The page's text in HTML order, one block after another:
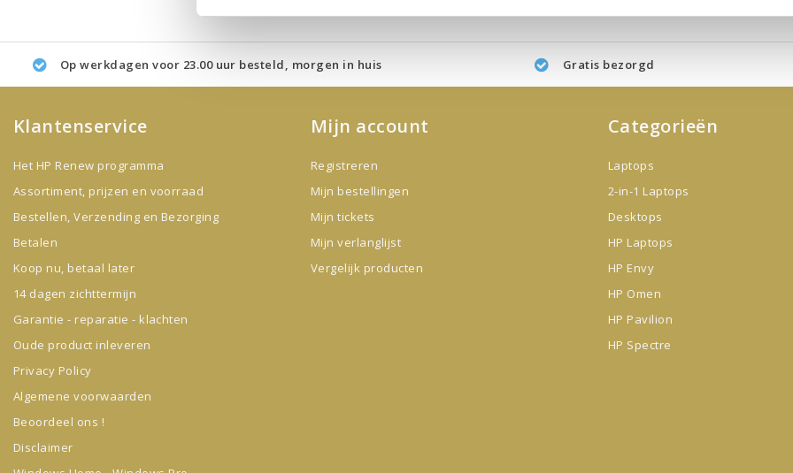
Op werkdagen voor 23.00 uur besteld, morgen in huis Gratis bezorgd
Klantenservice
Het HP Renew programma
Assortiment, prijzen en voorraad
Bestellen, Verzending en Bezorging
Betalen
Koop nu, betaal later
14 dagen zichttermijn
Garantie - reparatie - klachten
Oude product inleveren
Privacy Policy
Algemene voorwaarden
Beoordeel ons !
Disclaimer
Mijn account
Registreren
Mijn bestellingen
Mijn tickets
Mijn verlanglijst
Vergelijk producten
Categorieën
Laptops
2-in-1 Laptops
Desktops
HP Laptops
HP Envy
HP Omen
HP Pavilion
HP Spectre